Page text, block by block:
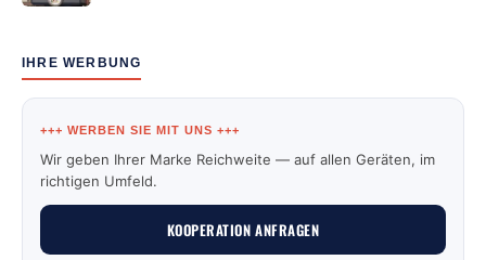
IHRE WERBUNG
+++ WERBEN SIE MIT UNS +++
Wir geben Ihrer Marke Reichweite — auf allen Geräten, im
richtigen Umfeld.
KOOPERATION ANFRAGEN